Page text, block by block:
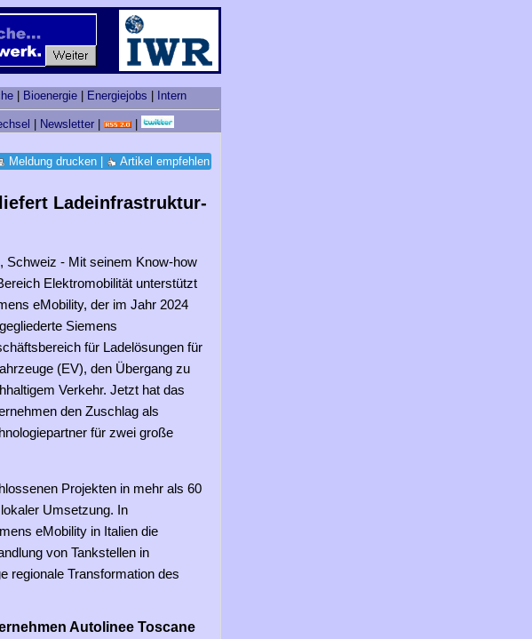
Bioenergie Energiejobs Intern
Newsletter
Meldung drucken Artikel empfehlen
Ladeinfrastruktur-
Schweiz - Mit seinem Know-how
Elektromobilität unterstützt
eMobility, der im Jahr 2024
Siemens
für Ladelösungen für
(EV), den Übergang zu
Verkehr. Jetzt hat das
den Zuschlag als
für zwei große
Projekten in mehr als 60
Umsetzung. In
eMobility in Italien die
von Tankstellen in
regionale Transformation des
Autolinee Toscane